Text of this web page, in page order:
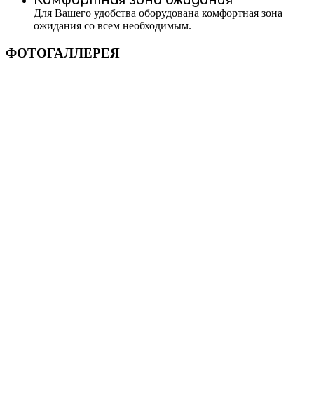
Для Вашего удобства оборудована комфортная зона
ожидания со всем необходимым.
ФОТОГАЛЛЕРЕЯ